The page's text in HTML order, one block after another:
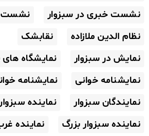
نشست خبری در سبزوار
نشست
نظام الدین ملازاده
نقابشک
نمایش در سبزوار
نمایشگاه های
نمایشنامه خوانی
نمایشنامه
نمایندگان سبزوار
نماینده سبزوار
نماینده سبزوار بزرگ
نماینده